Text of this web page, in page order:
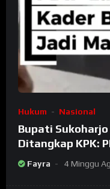
Hukum Nasional
Bupati
Ditangkap KPK:
Banyak Jadi
Fayra 4 Minggu